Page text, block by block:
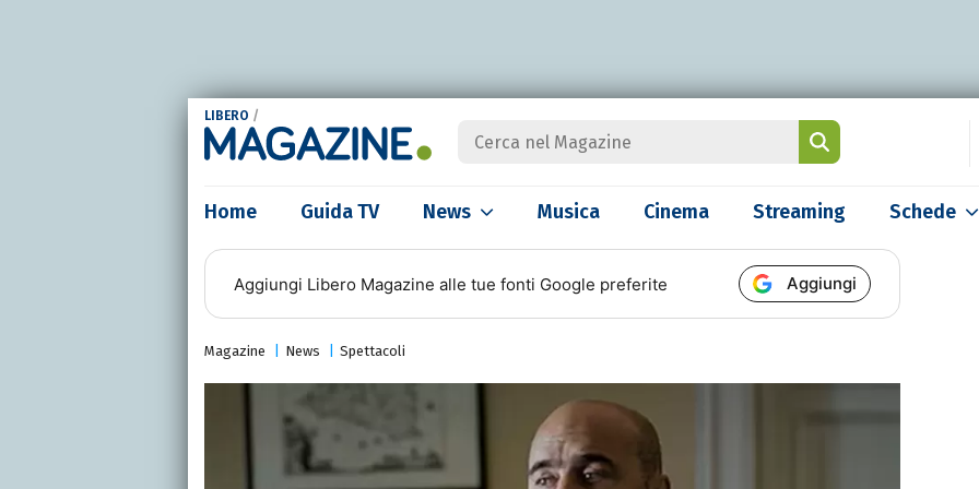
LIBERO /
Home Guida TV News Musica Cinema Streaming Schede
Aggiungi Libero Magazine alle tue fonti Google preferite Aggiungi
Magazine News Spettacoli